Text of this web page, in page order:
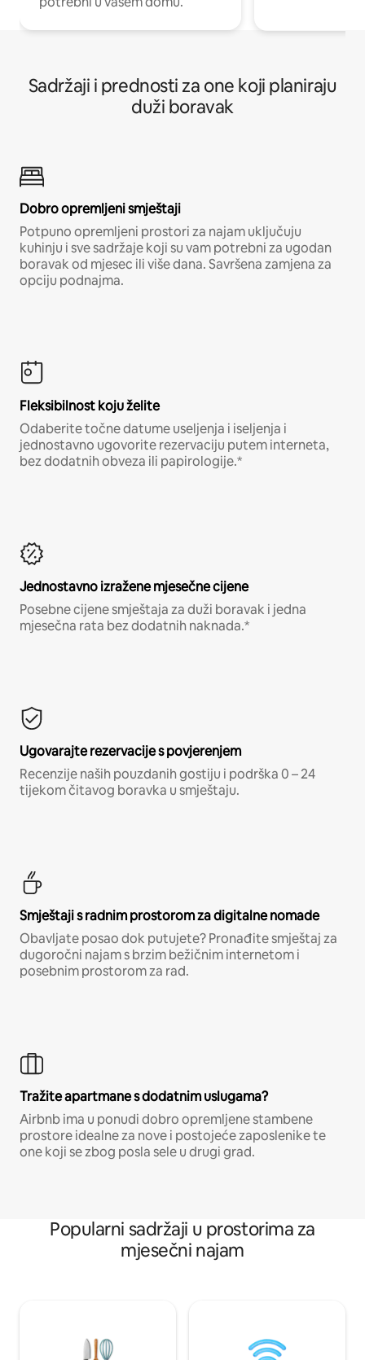
Sadržaji i prednosti za one koji planiraju
duži boravak
Dobro opremljeni smještaji
Potpuno opremljeni prostori za najam uključuju
kuhinju i sve sadržaje koji su vam potrebni za ugodan
boravak od mjesec ili više dana. Savršena zamjena za
opciju podnajma.
Fleksibilnost koju želite
Odaberite točne datume useljenja i iseljenja i
jednostavno ugovorite rezervaciju putem interneta,
bez dodatnih obveza ili papirologije.*
Jednostavno izražene mjesečne cijene
Posebne cijene smještaja za duži boravak i jedna
mjesečna rata bez dodatnih naknada.*
Ugovarajte rezervacije s povjerenjem
Recenzije naših pouzdanih gostiju i podrška 0 – 24
tijekom čitavog boravka u smještaju.
Smještaji s radnim prostorom za digitalne nomade
Obavljate posao dok putujete? Pronađite smještaj za
dugoročni najam s brzim bežičnim internetom i
posebnim prostorom za rad.
Tražite apartmane s dodatnim uslugama?
Airbnb ima u ponudi dobro opremljene stambene
prostore idealne za nove i postojeće zaposlenike te
one koji se zbog posla sele u drugi grad.
Popularni sadržaji u prostorima za
mjesečni najam